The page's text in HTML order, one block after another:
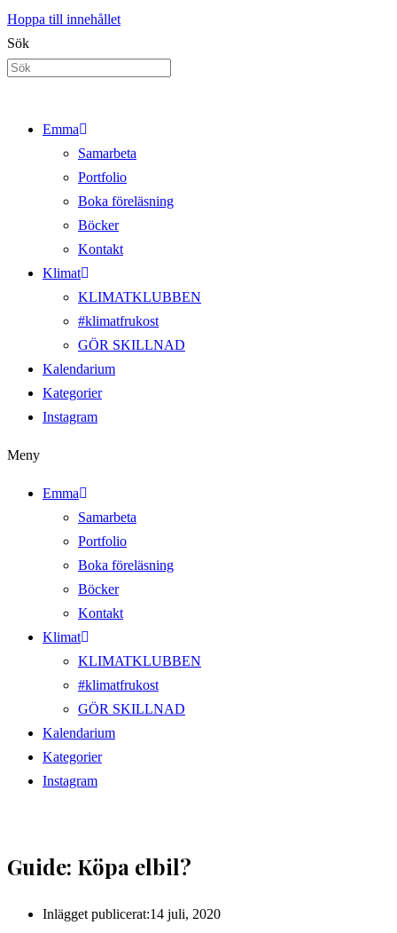
Hoppa till innehållet
Sök
Emma
Samarbeta
Portfolio
Boka föreläsning
Böcker
Kontakt
Klimat
KLIMATKLUBBEN
#klimatfrukost
GÖR SKILLNAD
Kalendarium
Kategorier
Instagram
Meny
Emma
Samarbeta
Portfolio
Boka föreläsning
Böcker
Kontakt
Klimat
KLIMATKLUBBEN
#klimatfrukost
GÖR SKILLNAD
Kalendarium
Kategorier
Instagram
Guide: Köpa elbil?
Inlägget publicerat:14 juli, 2020